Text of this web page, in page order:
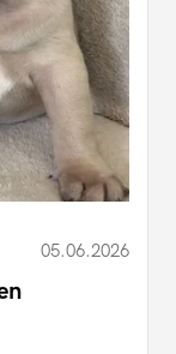
05.06.2026